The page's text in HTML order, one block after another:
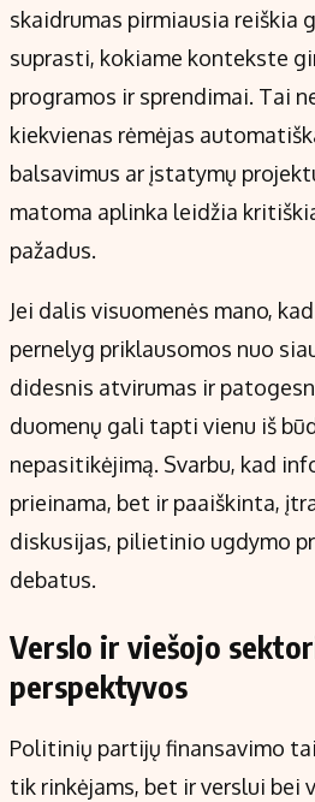
skaidrumas pirmiausia reiškia
suprasti, kokiame kontekste
programos ir sprendimai. Tai
kiekvienas rėmėjas
balsavimus ar įstatymų
matoma aplinka leidžia
pažadus.
Jei dalis visuomenės mano,
pernelyg priklausomos nuo
didesnis atvirumas ir
duomenų gali tapti vienu iš
nepasitikėjimą. Svarbu, kad
prieinama, bet ir paaiškinta,
diskusijas, pilietinio ugdymo
debatus.
Verslo ir viešojo
perspektyvos
Politinių partijų finansavimo
tik rinkėjams, bet ir verslui bei